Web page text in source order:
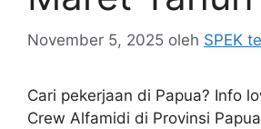
November 5, 2025 oleh SPEK
Cari pekerjaan di Papua? Info
Crew Alfamidi di Provinsi